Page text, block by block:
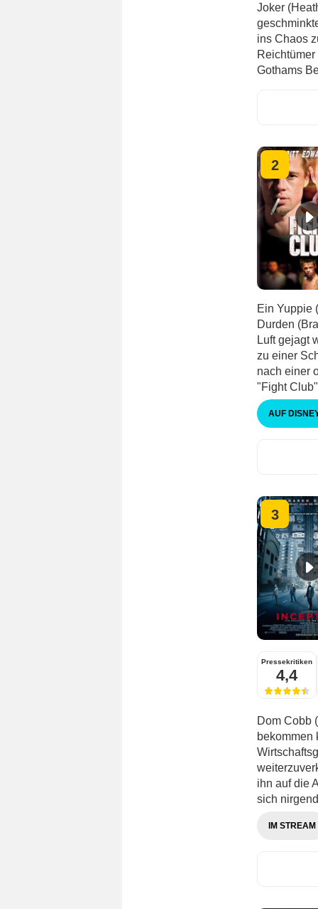
Joker
ins Chaos
Gothams
2
Ein Yuppie
Durden
Luft gejagt
zu einer
nach einer
"Fight
AUF
3
Pressekritiken
4,4
Dom Cobb
bekommen
ihn auf die
sich
IM STREAM